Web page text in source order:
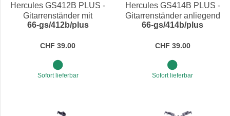
Hercules GS412B PLUS -
Gitarrenständer mit
Stützlehne für
66-gs/412b/plus
CHF 39.00
Sofort lieferbar
Hercules GS414B PLUS -
Gitarrenständer anliegend
66-gs/414b/plus
CHF 39.00
Sofort lieferbar